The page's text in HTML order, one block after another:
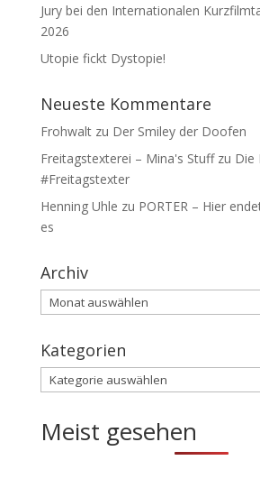
Jury bei den Internationalen
2026
Utopie fickt Dystopie!
Neueste Kommentare
Frohwaltzu Der Smiley der Doofen
Freitagstexterei – Mina's Stuffzu Die
#Freitagstexter
Henning Uhle zu PORTER – Hier
es
Archiv
Archiv
Kategorien
Kategorien
Meist gesehen